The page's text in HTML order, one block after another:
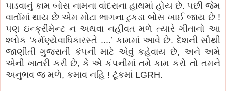
પાડવાનું કામ બોસ નામના વાંદરાના હાથમાં હોય છે. પછી જેમ
વાર્તામાં થાય છે એમ મોટા ભાગના ટુકડા બોસ ખાઈ જાય છે !
પણ ઇન્ક્રીમેન્ટ ન અથવા નહીવત મળે ત્યારે ગીતાનો આ
શ્લોક ‘કર્મણ્યેવાધિકારસ્તે ....’ કામમાં આવે છે. દેશની સૌથી
જાણીતી ગુજરાતી કંપની માટે એવું કહેવાય છે, અને અમે
એની ખાતરી કરી છે, કે એ કંપનીમાં તમે કામ કરો તો તમને
અનુભવ જ મળે, કમાવ નહિ ! ટૂંકમાં LGRH.